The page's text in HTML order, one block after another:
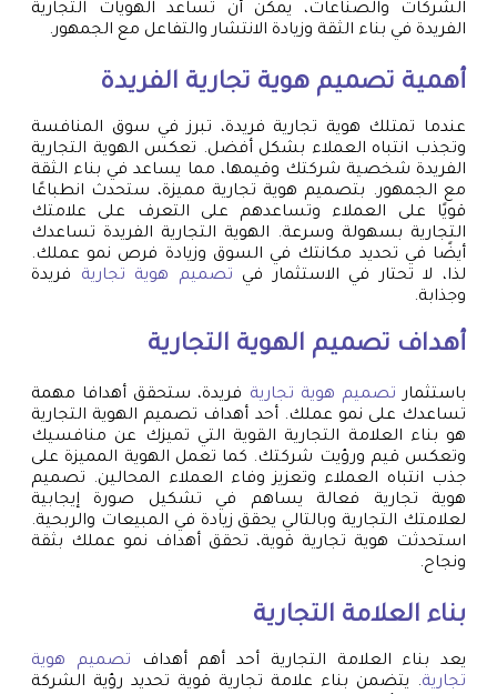
الشركات والصناعات، يمكن أن تساعد الهويات التجارية
الفريدة في بناء الثقة وزيادة الانتشار والتفاعل مع الجمهور.
أهمية تصميم هوية تجارية الفريدة
عندما تمتلك هوية تجارية فريدة، تبرز في سوق المنافسة
وتجذب انتباه العملاء بشكل أفضل. تعكس الهوية التجارية
الفريدة شخصية شركتك وقيمها، مما يساعد في بناء الثقة
مع الجمهور. بتصميم هوية تجارية مميزة، ستحدث انطباعًا
قويًا على العملاء وتساعدهم على التعرف على علامتك
التجارية بسهولة وسرعة. الهوية التجارية الفريدة تساعدك
أيضًا في تحديد مكانتك في السوق وزيادة فرص نمو عملك.
لذا، لا تحتار في الاستثمار في تصميم هوية تجارية فريدة
وجذابة.
أهداف تصميم الهوية التجارية
باستثمار تصميم هوية تجارية فريدة، ستحقق أهدافا مهمة
تساعدك على نمو عملك. أحد أهداف تصميم الهوية التجارية
هو بناء العلامة التجارية القوية التي تميزك عن منافسيك
وتعكس قيم ورؤيت شركتك. كما تعمل الهوية المميزة على
جذب انتباه العملاء وتعزيز وفاء العملاء المحالين. تصميم
هوية تجارية فعالة يساهم في تشكيل صورة إيجابية
لعلامتك التجارية وبالتالي يحقق زيادة في المبيعات والربحية.
استحدثت هوية تجارية قوية، تحقق أهداف نمو عملك بثقة
ونجاح.
بناء العلامة التجارية
يعد بناء العلامة التجارية أحد أهم أهداف تصميم هوية
تجارية. يتضمن بناء علامة تجارية قوية تحديد رؤية الشركة